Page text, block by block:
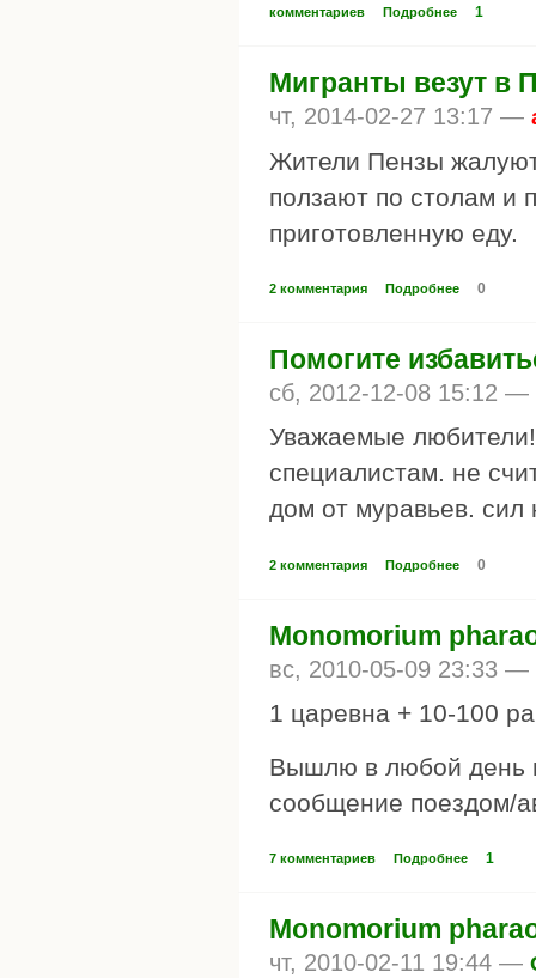
комментариев
Подробнее 1
Мигранты везут в
чт, 2014-02-27 13:17 —
Жители Пензы
ползают по столам и
приготовленную еду.
2 комментария Подробнее 0
Помогите
сб, 2012-12-08 15:12 —
Уважаемые
специалистам. не
дом от муравьев. сил
2 комментария Подробнее 0
Monomorium
вс, 2010-05-09 23:33 —
1 царевна + 10-100
Вышлю в любой день
сообщение поездом/
7 комментариев Подробнее 1
Monomorium
чт, 2010-02-11 19:44 —